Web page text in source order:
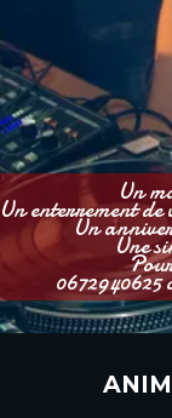
Un
Un enterrement de
Un
Une